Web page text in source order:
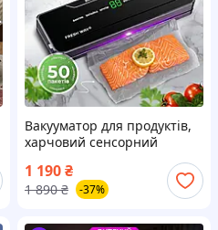
Вакууматор для продуктів,
харчовий сенсорний
вакуумний пакувальник з
вбудованим різаком,
домашній для їжі + 50
1 190₴
1 890 ₴ -37%